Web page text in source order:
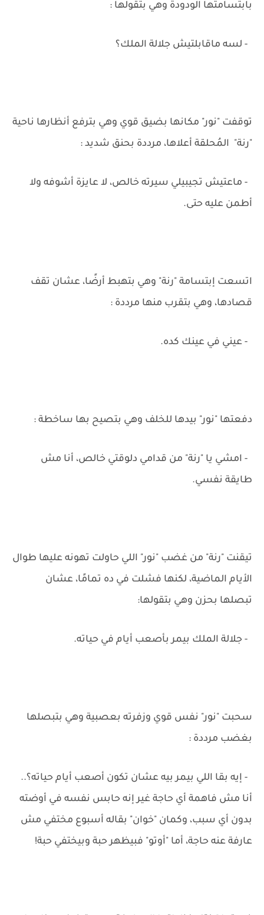
بابتسامتها الودودة وهي بتقولها :
- لسه ماقابلتيش جلالة الملك؟
توقفت "نور" مكانها بضيق قوي وهي بترفع أنظارها ناحية
"رنة" المُحلقة أعلاها، مرددة بحنق شديد :
- ماعتيش تجيبيلي سيرته خالص، لا عايزة أشوفه ولا
أطمن عليه حتى.
اتسعت إبتسامة "رنة" وهي بتهبط أرضًا، عشان تقف
قصادها، وهي بتقرب منها مرددة :
- عيني في عينك كده.
دفعتها "نور" بيدها للخلف وهي بتصيح بها ساخطة :
- امشي يا "رنة" من قدامي دلوقتي خالص، أنا مش
طايقة نفسي.
تيقنت "رنة" من غضب "نور" اللي حاولت تهونه عليها طوال
الأيام الماضية، لكنها فشلت في ده تمامًا، عشان
تبصلها بحزن وهي بتقولها:
- جلالة الملك بيمر بأصعب أيام في حياته.
سحبت "نور" نفس قوي وزفرته بعصبية وهي بتبصلها
بغضب مرددة :
- إيه بقا اللي بيمر بيه عشان تكون أصعب أيام حياته؟..
أنا مش فاهمة أي حاجة غير إنه حابس نفسه في أوضته
بدون أي سبب، وكمان "خوان" بقاله أسبوع مختفي مش
عارفة عنه حاجة، أما "أوتو" فبيظهر حبة وبيختفي حبة!